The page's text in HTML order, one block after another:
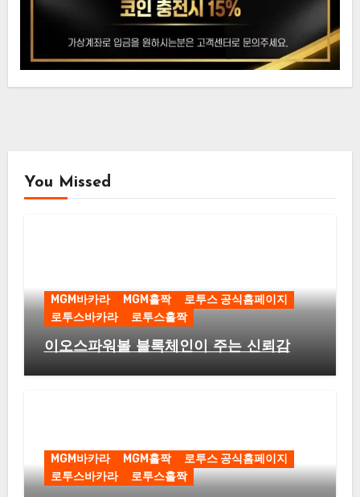
You Missed
MGM바카라 MGM홀짝
로투스 공식홈페이지
로투스바카라
로투스홀짝
이오스파워볼 블록체인이 주는 신뢰감
MGM바카라 MGM홀짝
로투스 공식홈페이지
로투스바카라
로투스홀짝